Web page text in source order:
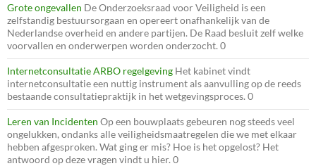
Grote ongevallen De Onderzoeksraad voor Veiligheid is een
zelfstandig bestuursorgaan en opereert onafhankelijk van de
Nederlandse overheid en andere partijen. De Raad besluit zelf welke
voorvallen en onderwerpen worden onderzocht. 0
Internetconsultatie ARBO regelgeving Het kabinet vindt
internetconsultatie een nuttig instrument als aanvulling op de reeds
bestaande consultatiepraktijk in het wetgevingsproces. 0
Leren van Incidenten Op een bouwplaats gebeuren nog steeds veel
ongelukken, ondanks alle veiligheidsmaatregelen die we met elkaar
hebben afgesproken. Wat ging er mis? Hoe is het opgelost? Het
antwoord op deze vragen vindt u hier. 0